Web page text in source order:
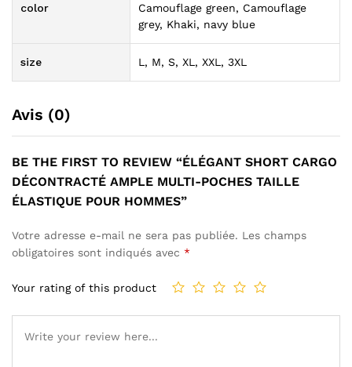
color
Camouflage green, Camouflage
grey, Khaki, navy blue
size L, M, S, XL, XXL, 3XL
Avis (0)
BE THE FIRST TO REVIEW “ÉLÉGANT SHORT CARGO
DÉCONTRACTÉ AMPLE MULTI-POCHES TAILLE
ÉLASTIQUE POUR HOMMES”
Votre adresse e-mail ne sera pas publiée. Les champs
obligatoires sont indiqués avec *
Your rating of this product